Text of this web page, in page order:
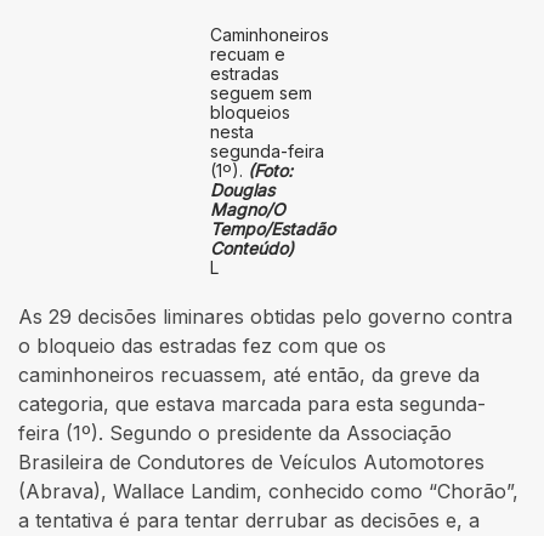
Caminhoneiros
recuam e
estradas
seguem sem
bloqueios
nesta
segunda-feira
(1º). (Foto:
Douglas
Magno/O
Tempo/Estadão
Conteúdo)
L
As 29 decisões liminares obtidas pelo governo contra
o bloqueio das estradas fez com que os
caminhoneiros recuassem, até então, da greve da
categoria, que estava marcada para esta segunda-
feira (1º). Segundo o presidente da Associação
Brasileira de Condutores de Veículos Automotores
(Abrava), Wallace Landim, conhecido como “Chorão”,
a tentativa é para tentar derrubar as decisões e, a